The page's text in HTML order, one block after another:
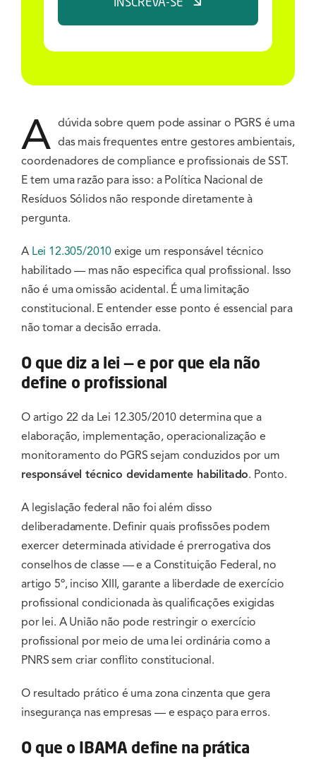
A dúvida sobre quem pode assinar o PGRS é uma
das mais frequentes entre gestores ambientais,
coordenadores de compliance e profissionais de SST.
E tem uma razão para isso: a Política Nacional de
Resíduos Sólidos não responde diretamente à
pergunta.
A Lei 12.305/2010 exige um responsável técnico
habilitado — mas não especifica qual profissional. Isso
não é uma omissão acidental. É uma limitação
constitucional. E entender esse ponto é essencial para
não tomar a decisão errada.
O que diz a lei — e por que ela não
define o profissional
O artigo 22 da Lei 12.305/2010 determina que a
elaboração, implementação, operacionalização e
monitoramento do PGRS sejam conduzidos por um
responsável técnico devidamente habilitado. Ponto.
A legislação federal não foi além disso
deliberadamente. Definir quais profissões podem
exercer determinada atividade é prerrogativa dos
conselhos de classe — e a Constituição Federal, no
artigo 5º, inciso XIII, garante a liberdade de exercício
profissional condicionada às qualificações exigidas
por lei. A União não pode restringir o exercício
profissional por meio de uma lei ordinária como a
PNRS sem criar conflito constitucional.
O resultado prático é uma zona cinzenta que gera
insegurança nas empresas — e espaço para erros.
O que o IBAMA define na prática